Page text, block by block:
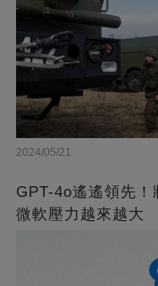
2024/05/21
GPT-4o遙遙領先！
微軟壓力越來越大